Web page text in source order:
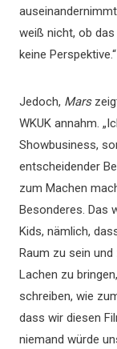
weiß nicht, ob das
keine Perspektive.“
Jedoch, Mars
WKUK annahm.
Showbusiness,
entscheidender
zum Machen
Besonderes. Das
Kids, nämlich,
Raum zu sein
Lachen zu
schreiben, wie
dass wir diesen
niemand würde